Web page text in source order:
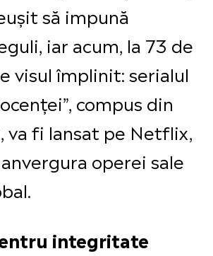
să impună
iar acum, la 73 de
visul împlinit: serialul
compus din
va fi lansat pe Netflix,
operei sale
integritate